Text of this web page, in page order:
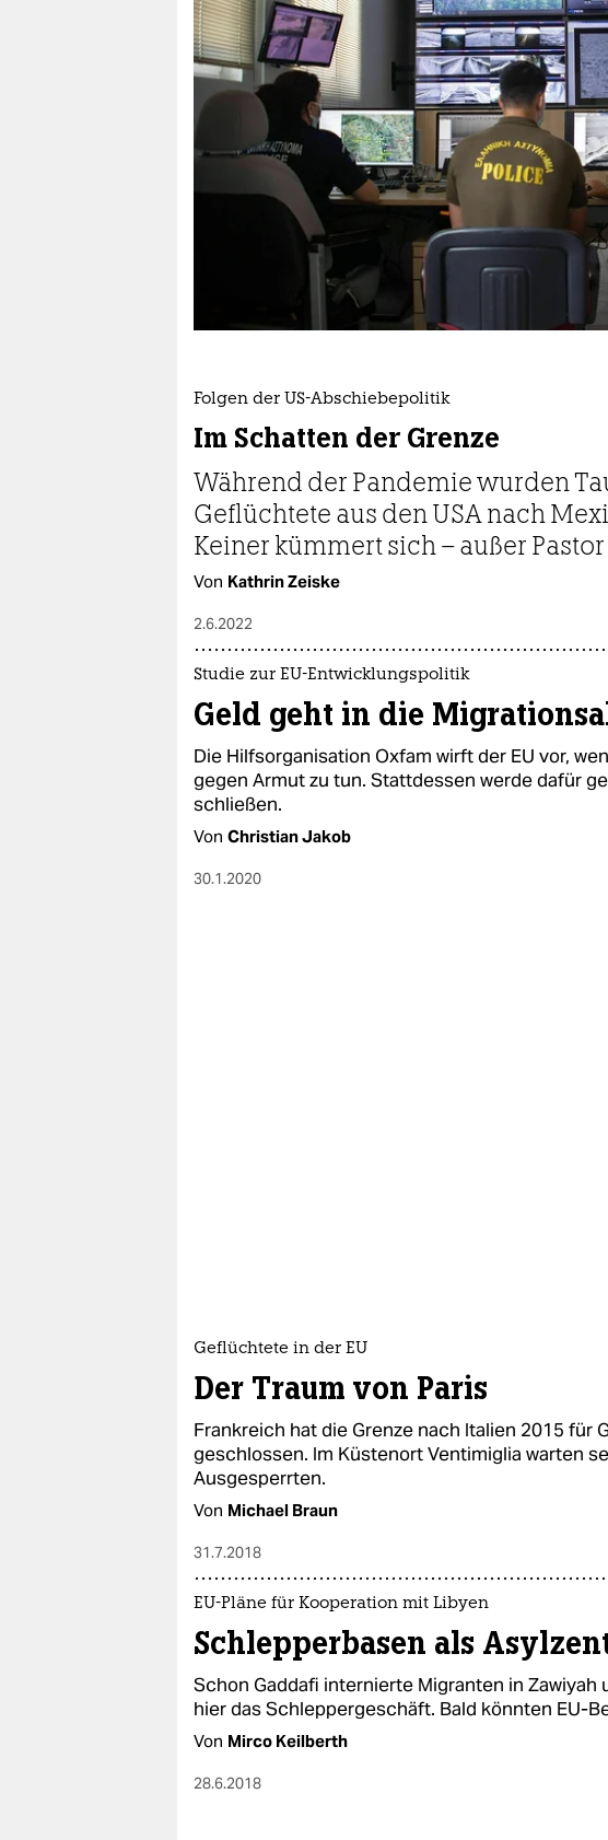
nord
wahrheit
verlag
verlag
veranstaltungen
fragen & hilfe
abo
genossenschaft
epaper login
Folgen der US-Abschiebepolitik
Im Schatten der Grenze
Während der Pandemie wurden
Geflüchtete aus den USA nach
Keiner kümmert sich – außer Pastor
Von Kathrin Zeiske
2.6.2022
Studie zur EU-Entwicklungspolitik
Geld geht in die
Die Hilfsorganisation Oxfam wirft der EU vor,
gegen Armut zu tun. Stattdessen werde dafür
schließen.
Von Christian Jakob
30.1.2020
Geflüchtete in der EU
Der Traum von Paris
Frankreich hat die Grenze nach Italien 2015 für
geschlossen. Im Küstenort Ventimiglia warten
Ausgesperrten.
Von Michael Braun
31.7.2018
EU-Pläne für Kooperation mit Libyen
Schlepperbasen als
Schon Gaddafi internierte Migranten in Zawiyah
hier das Schleppergeschäft. Bald könnten EU-
Von Mirco Keilberth
28.6.2018